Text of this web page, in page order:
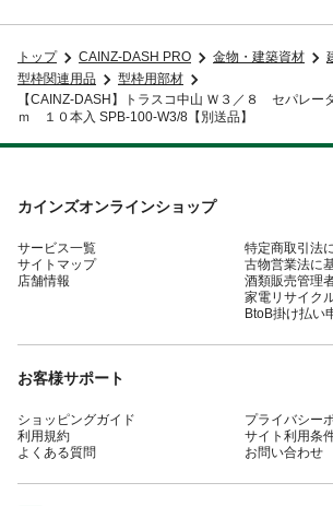
トップ CAINZ-DASH PRO 金物・建築資材
型枠関連用品
型枠用部材
【CAINZ-DASH】トラスコ中山 Ｗ３／８ セパレ
ｍ １０本入 SPB-100-W3/8【別送品】
カインズオンラインショップ
サービス一覧
サイトマップ
店舗情報
特定商取引法
古物営業法に
酒類販売管理
家電リサイク
BtoB掛け払い
お客様サポート
ショッピングガイド
利用規約
よくある質問
プライバシー
サイト利用条
お問い合わせ